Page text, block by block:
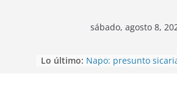
sábado, agosto 8,
Lo último: Napo: presunto